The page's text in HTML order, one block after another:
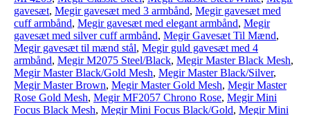
gavesæt, Megir gavesæt med 3 armbånd, Megir gavesæt med
cuff armbånd, Megir gavesæt med elegant armbånd, Megir
gavesæt med silver cuff armbånd, Megir Gavesæt Til Mænd,
Megir gavesæt til mænd stål, Megir guld gavesæt med 4
armbånd, Megir M2075 Steel/Black, Megir Master Black Mesh,
Megir Master Black/Gold Mesh, Megir Master Black/Silver,
Megir Master Brown, Megir Master Gold Mesh, Megir Master
Rose Gold Mesh, Megir MF2057 Chrono Rose, Megir Mini
Focus Black Mesh, Megir Mini Focus Black/Gold, Megir Mini